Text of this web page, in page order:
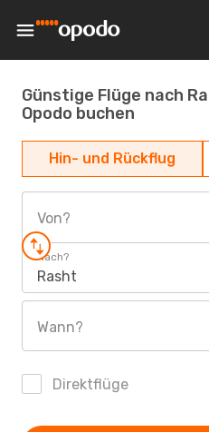
Günstige Flüge nach
Opodo buchen
Hin- und Rückflug
Von?
Nach?
Rasht
Wann?
Direktflüge